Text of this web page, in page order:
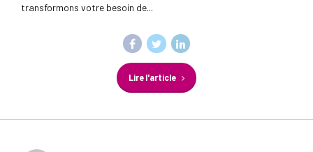
transformons votre besoin de...
Lire l'article